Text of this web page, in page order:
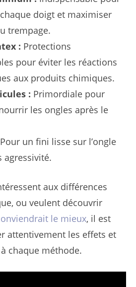
doigt et maximiser
trempage.
: Protections
pour éviter les réactions
aux produits chimiques.
: Primordiale pour
les ongles après le
Pour un fini lisse sur l’ongle
agressivité.
aux différences
ou veulent découvrir
le mieux, il est
attentivement les effets et
chaque méthode.